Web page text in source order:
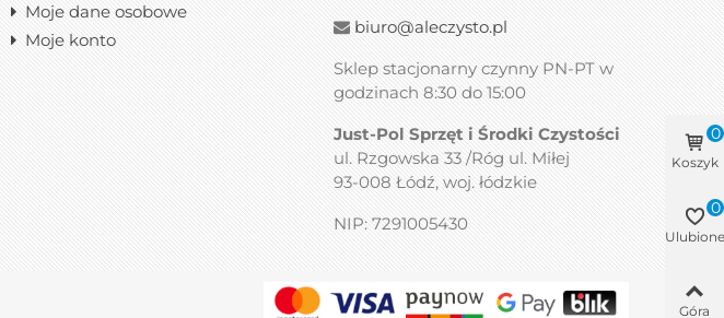
Moje dane osobowe
Moje konto
biuro@aleczysto.pl
Sklep stacjonarny czynny PN-PT w
godzinach 8:30 do 15:00
Just-Pol Sprzęt i Środki Czystości
ul. Rzgowska 33 /Róg ul. Miłej
93-008 Łódź, woj. łódzkie
NIP: 7291005430
Koszyk
0
Ulubione
0
Góra